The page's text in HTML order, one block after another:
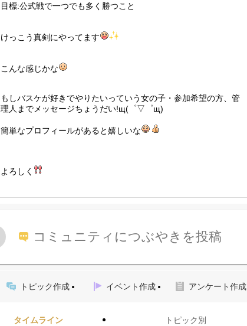
目標:公式戦で一つでも多く勝つこと
けっこう真剣にやってます
こんな感じかな
もしバスケが好きでやりたいっていう女の子・参加希望の方、管
理人までメッセージちょうだい!щ(゜▽゜щ)
簡単なプロフィールがあると嬉しいな
よろしく
コミュニティにつぶやきを投稿
トピック作成 イベント作成 アンケート作成
タイムライン トピック別